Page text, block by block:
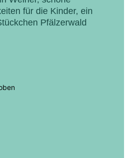
für die Kinder, ein
Pfälzerwald